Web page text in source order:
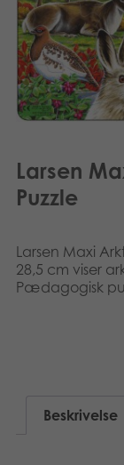
Bøger
Polski
Larsen
Puzzle
Larsen Maxi
28,5 cm viser
Pædagogisk
Beskrivelse